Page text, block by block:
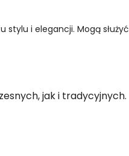
stylu i elegancji. Mogą służyć
jak i tradycyjnych.